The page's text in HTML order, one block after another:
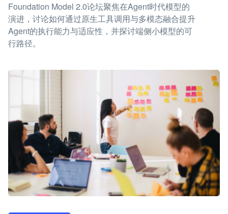
Foundation Model 2.0论坛聚焦在Agent时代模型的
演进，讨论如何通过原生工具调用与多模态融合提升
Agent的执行能力与适应性，并探讨端侧小模型的可
行路径。